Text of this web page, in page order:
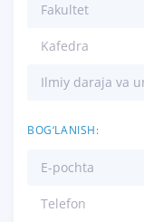
Fakultet
Kafedra
Ilmiy daraja va
BOG‘LANISH:
E-pochta
Telefon